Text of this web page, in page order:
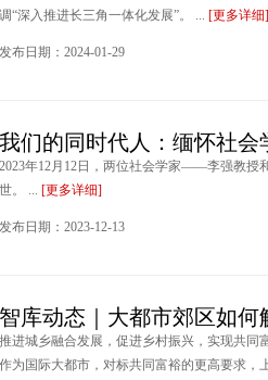
调“深入推进长三角一体化发展”。 ... [更多详细]
发布日期：2024-01-29
我们的同时代人：缅怀社
2023年12月12日，两位社会学家——李强教
世。 ... [更多详细]
发布日期：2023-12-13
智库动态｜大都市郊区如
推进城乡融合发展，促进乡村振兴，实现共同
作为国际大都市，对标共同富裕的更高要求，